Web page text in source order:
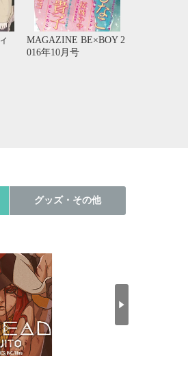
MAGAZINE BE×BOY 2
016年10月号
グッズ・その他